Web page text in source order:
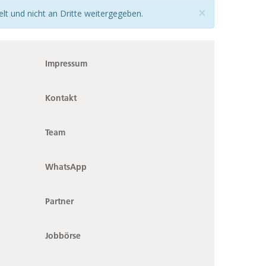
×
und nicht an Dritte weitergegeben.
Impressum
Kontakt
Team
WhatsApp
Partner
Jobbörse